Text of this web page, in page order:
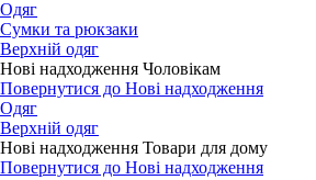
Одяг
Сумки та рюкзаки
Верхній одяг
Нові надходження Чоловікам
Повернутися до Нові надходження
Одяг
Верхній одяг
Нові надходження Товари для дому
Повернутися до Нові надходження